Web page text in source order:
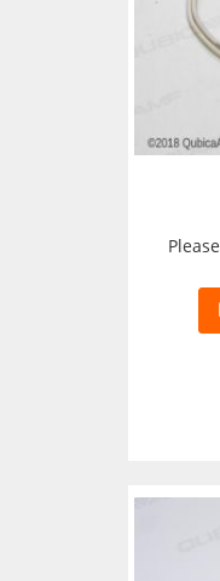
Please